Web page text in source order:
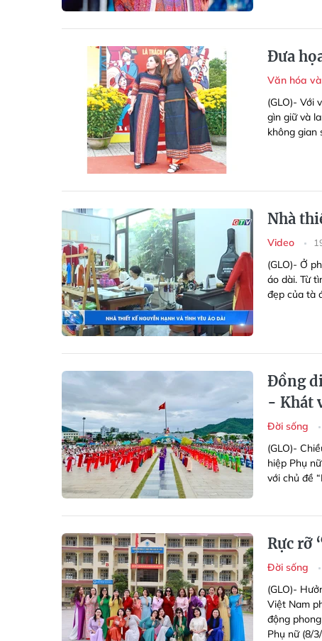
Đưa
Văn hóa
(GLO)- Với
gìn giữ và
không gian
Nhà
Video
(GLO)- Ở
áo dài. Từ
đẹp của tà
Đồng
- Khát
Đời sống
(GLO)-
hiệp Phụ
với chủ đề
Rực rỡ
Đời sống
(GLO)-
Việt Nam
động
Phụ nữ (8/